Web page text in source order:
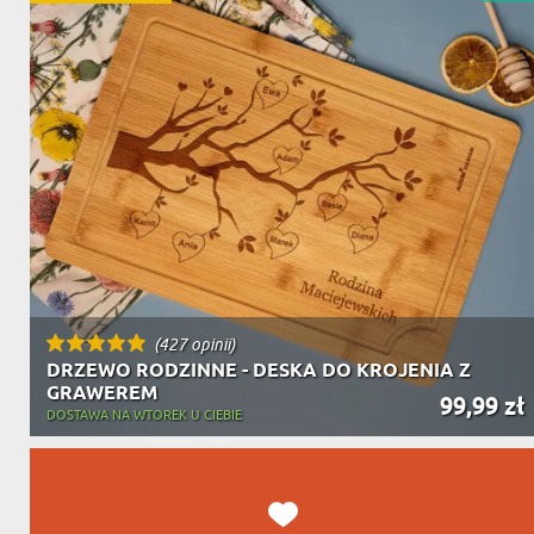
PREZENT DLATEŚCIÓW
(427 opinii)
DRZEWO RODZINNE - DESKA DO KROJENIA Z
GRAWEREM
99,99 zł
DOSTAWA NA WTOREK U CIEBIE